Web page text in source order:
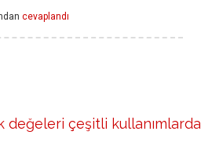
cevaplandı
değeleri çeşitli kullanımlarda